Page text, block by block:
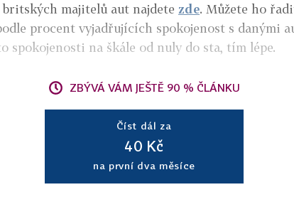
britských majitelů aut najdete zde. Můžete ho
procent vyjadřujících spokojenost s danými
spokojenosti na škále od nuly do sta, tím lépe.
ZBÝVÁ VÁM JEŠTĚ 90 % ČLÁNKU
Číst dál za
40 Kč
na první dva měsíce